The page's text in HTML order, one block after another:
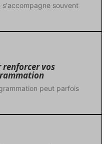
souvent
renforcer vos
peut parfois